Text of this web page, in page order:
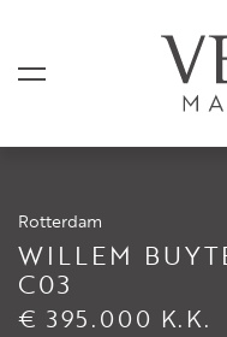
Rotterdam
WILLEM
C03
€ 395.000 K.K.
For sale